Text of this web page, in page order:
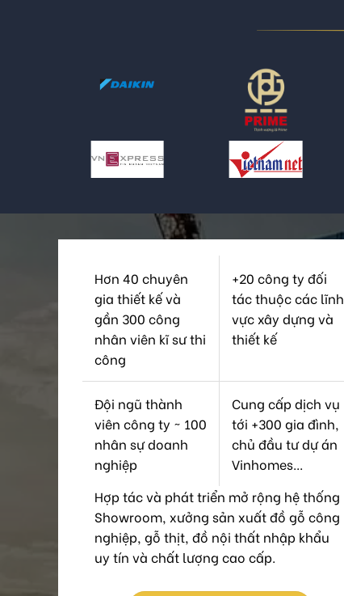
Hơn 40 chuyên
gia thiết kế và
gần 300 công
nhân viên kĩ sư thi
công
+20 công ty đối
tác thuộc các lĩnh
vực xây dựng và
thiết kế
Đội ngũ thành
viên công ty ~ 100
nhân sự doanh
nghiệp
Cung cấp dịch vụ
tới +300 gia đình,
chủ đầu tư dự án
Vinhomes...
Hợp tác và phát triển mở rộng hệ thống
Showroom, xưởng sản xuất đồ gỗ công
nghiệp, gỗ thịt, đồ nội thất nhập khẩu
uy tín và chất lượng cao cấp.